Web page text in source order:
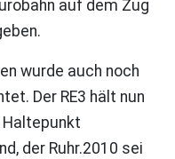
auf dem Zug
wurde auch noch
Der RE3 hält nun
Haltepunkt
der Ruhr.2010 sei